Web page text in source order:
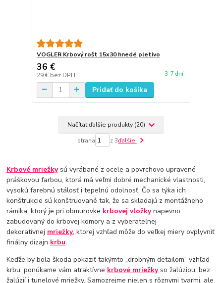
VOGLER Krbový rošt 15x30 hnedé pletivo
36 €
29 € bez DPH 3-7 dní
Pridať do košíka
Načítať ďalšie produkty (20)
strana z 3ďalšie
Krbové mriežkysú vyrábané z ocele a povrchovo upravené
práškovou farbou, ktorá má veľmi dobré mechanické vlastnosti,
vysokú farebnú stálosť i tepelnú odolnosť. Čo sa týka ich
konštrukcie sú konštruované tak, že sa skladajú z montážneho
rámika, ktorý je pri obmurovke krbovej vložkynapevno
zabudovaný do krbovej komory a z vyberateľnej
dekoratívnej mriežky, ktorej vzhľad môže do veľkej miery ovplyvniť
finálny dizajn krbu.
Keďže by bola škoda pokaziť takýmto „drobným detailom“ vzhľad
krbu, ponúkame vám atraktívne krbové mriežkyso žalúziou, bez
žalúzií i tunelové mriežky. Samozrejme nielen s rôznymi tvarmi, ale